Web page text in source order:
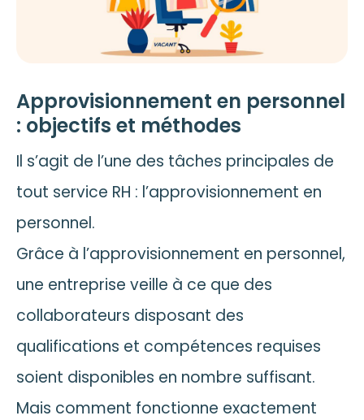
Approvisionnement en personnel
: objectifs et méthodes
Il s’agit de l’une des tâches principales de
tout service RH : l’approvisionnement en
personnel.
Grâce à l’approvisionnement en personnel,
une entreprise veille à ce que des
collaborateurs disposant des
qualifications et compétences requises
soient disponibles en nombre suffisant.
Mais comment fonctionne exactement